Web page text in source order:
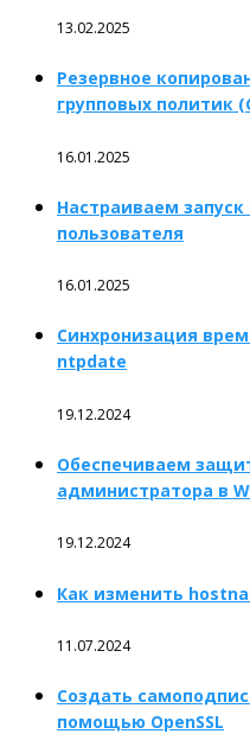
13.02.2025
Резервное
групповых политик
16.01.2025
Настраиваем
пользователя
16.01.2025
Синхронизация
ntpdate
19.12.2024
Обеспечиваем
администратора в
19.12.2024
Как изменить
11.07.2024
Создать
помощью OpenSSL